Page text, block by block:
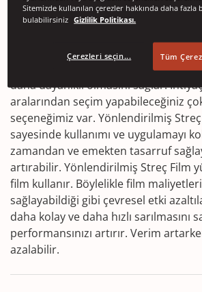
Yönlendirilmiş Streç film önceden
kadar gerdirilmiş durumdadır.
olması, filmin mukavemetini artırır
daha dayanıklı olmasını sağlar.
aralarından seçim yapabileceğiniz
seçeneğimiz var. Yönlendirilmiş
sayesinde kullanımı ve uygulamayı
zamandan ve emekten tasarruf
artırabilir. Yönlendirilmiş Streç Film
film kullanır. Böylelikle film
sağlayabildiği gibi çevresel etki
daha kolay ve daha hızlı sarılmasını
performansınızı artırır. Verim
azalabilir.
Sitemizde kullanılan çerezler hakkında daha fazla
bulabilirsiniz Gizlilik Politikası.
Çerezleri seçin... Tüm